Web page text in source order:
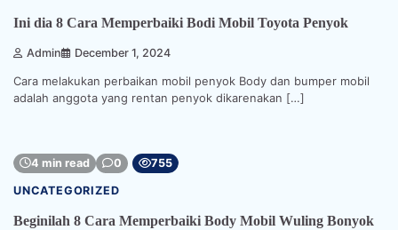
Ini dia 8 Cara Memperbaiki Bodi Mobil Toyota Penyok
Admin December 1, 2024
Cara melakukan perbaikan mobil penyok Body dan bumper mobil
adalah anggota yang rentan penyok dikarenakan […]
4 min read 0 755
UNCATEGORIZED
Beginilah 8 Cara Memperbaiki Body Mobil Wuling Bonyok